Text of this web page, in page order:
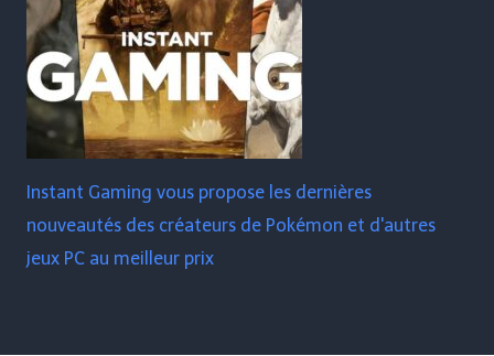
Instant Gaming vous propose les dernières
nouveautés des créateurs de Pokémon et d'autres
jeux PC au meilleur prix